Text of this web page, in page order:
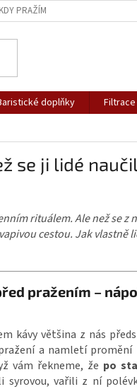
KDY PRAŽÍME A KDY MŮŽETE
doplňky
se ji lidé
rituálem. Ale než se z
cestou. Jak vlastně
pražením –
kávy většina z nás
a namletí promění
vám řekneme, že po
syrovou, vařili z ní